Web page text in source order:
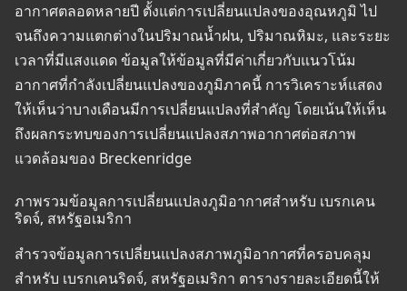
อากาศตลอดหลายปี ตั้งแต่การเปลี่ยนแปลงของอุณหภูมิ ไป
จนถึงความแตกต่างในปริมาณน้ำฝน, ปริมาณหิมะ, และระยะ
เวลาที่มีแสงแดด ข้อมูลให้ข้อมูลที่มีค่าเกี่ยวกับแนวโน้ม
อากาศที่กำลังเปลี่ยนแปลงของภูมิภาคนี้ การวิเคราะห์แสดง
ให้เห็นว่าบางเดือนมีการเปลี่ยนแปลงที่สำคัญ โดยเน้นให้เห็น
ถึงผลกระทบของการเปลี่ยนแปลงสภาพอากาศต่อสภาพ
แวดล้อมของ Breckenridge
ภาพรวมข้อมูลการเปลี่ยนแปลงภูมิอากาศสำหรับ เบรกเคน
ริดจ์, สหรัฐอเมริกา
สำรวจข้อมูลการเปลี่ยนแปลงสภาพภูมิอากาศที่ครอบคลุม
สำหรับ เบรกเคนริดจ์, สหรัฐอเมริกา ตารางรายละเอียดนี้ให้